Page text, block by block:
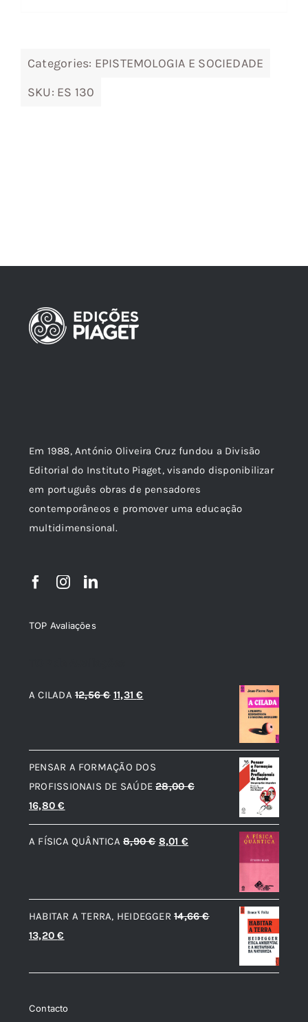
Categories: EPISTEMOLOGIA E SOCIEDADE
SKU: ES 130
Em 1988, António Oliveira Cruz fundou a Divisão
Editorial do Instituto Piaget, visando disponibilizar
em português obras de pensadores
contemporâneos e promover uma educação
multidimensional.
TOP Avaliações
A CILADA 12,56€ O
era:
12,56 €.
11,31€
é:
11,31 €.
PENSAR A FORMAÇÃO DOS
PROFISSIONAIS DE SAÚDE 28,00€
O
preço
original
16,80€
preço
atual
A FÍSICA QUÂNTICA 8,90€ O
era:
8,90 €.
8,01 €
é:
8,01 €.
HABITAR A TERRA, HEIDEGGER 14,66€
O
original
14,66 €.
13,20€
atual
13,20 €.
Contacto